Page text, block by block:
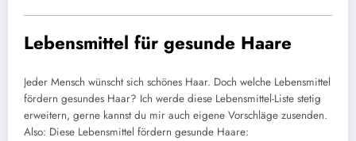
Lebensmittel für gesunde Haare
Jeder Mensch wünscht sich schönes Haar. Doch welche Lebensmittel
fördern gesundes Haar? Ich werde diese Lebensmittel-Liste stetig
erweitern, gerne kannst du mir auch eigene Vorschläge zusenden.
Also: Diese Lebensmittel fördern gesunde Haare: